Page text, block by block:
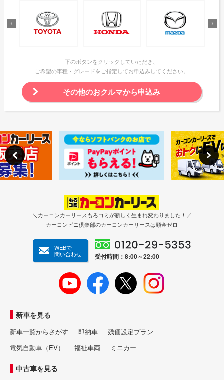
下のボタンをクリックしていただき、
ご希望の車種・グレードをご指定してお申込みしてください。
その他のおクルマから申込み
＼カーコンカーリースもろコミが新しく生まれ変わりました！／
カーコンビニ倶楽部のカーコンカーリースは頭金ゼロ
WEBで
問い合わせ
受付時間：8:00～22:00
新車を見る
新車一覧からさがす 即納車
残価設定プラン
電気自動車（EV）
福祉車両 ミニカー
中古車を見る